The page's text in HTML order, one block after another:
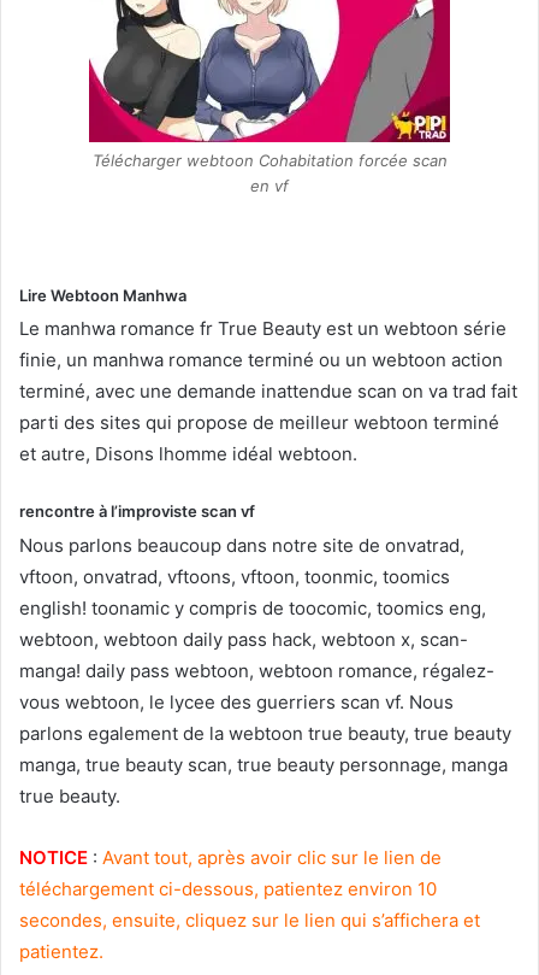
Télécharger webtoon Cohabitation forcée scan
en vf
Lire Webtoon Manhwa
Le manhwa romance fr True Beauty est un webtoon série
finie, un manhwa romance terminé ou un webtoon action
terminé, avec une demande inattendue scan on va trad fait
parti des sites qui propose de meilleur webtoon terminé
et autre, Disons lhomme idéal webtoon.
rencontre à l’improviste scan vf
Nous parlons beaucoup dans notre site de onvatrad,
vftoon, onvatrad, vftoons, vftoon, toonmic, toomics
english! toonamic y compris de toocomic, toomics eng,
webtoon, webtoon daily pass hack, webtoon x, scan-
manga! daily pass webtoon, webtoon romance, régalez-
vous webtoon, le lycee des guerriers scan vf. Nous
parlons egalement de la webtoon true beauty, true beauty
manga, true beauty scan, true beauty personnage, manga
true beauty.
NOTICE : Avant tout, après avoir clic sur le lien de
téléchargement ci-dessous, patientez environ 10
secondes, ensuite, cliquez sur le lien qui s’affichera et
patientez.